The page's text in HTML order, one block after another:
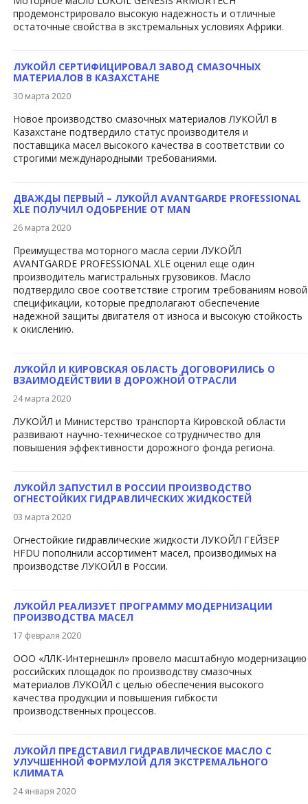
продемонстрировало высокую надежность и отличные
остаточные свойства в экстремальных условиях Африки.
ЛУКОЙЛ СЕРТИФИЦИРОВАЛ ЗАВОД СМАЗОЧНЫХ
МАТЕРИАЛОВ В КАЗАХСТАНЕ
30 марта 2020
Новое производство смазочных материалов ЛУКОЙЛ в
Казахстане подтвердило статус производителя и
поставщика масел высокого качества в соответствии со
строгими международными требованиями.
ДВАЖДЫ ПЕРВЫЙ – ЛУКОЙЛ AVANTGARDE PROFESSIONAL
XLE ПОЛУЧИЛ ОДОБРЕНИЕ ОТ MAN
26 марта 2020
Преимущества моторного масла серии ЛУКОЙЛ
AVANTGARDE PROFESSIONAL XLE оценил еще один
производитель магистральных грузовиков. Масло
подтвердило свое соответствие строгим требованиям новой
спецификации, которые предполагают обеспечение
надежной защиты двигателя от износа и высокую стойкость
к окислению.
ЛУКОЙЛ И КИРОВСКАЯ ОБЛАСТЬ ДОГОВОРИЛИСЬ О
ВЗАИМОДЕЙСТВИИ В ДОРОЖНОЙ ОТРАСЛИ
24 марта 2020
ЛУКОЙЛ и Министерство транспорта Кировской области
развивают научно-техническое сотрудничество для
повышения эффективности дорожного фонда региона.
ЛУКОЙЛ ЗАПУСТИЛ В РОССИИ ПРОИЗВОДСТВО
ОГНЕСТОЙКИХ ГИДРАВЛИЧЕСКИХ ЖИДКОСТЕЙ
03 марта 2020
Огнестойкие гидравлические жидкости ЛУКОЙЛ ГЕЙЗЕР
HFDU пополнили ассортимент масел, производимых на
производстве ЛУКОЙЛ в России.
ЛУКОЙЛ РЕАЛИЗУЕТ ПРОГРАММУ МОДЕРНИЗАЦИИ
ПРОИЗВОДСТВА МАСЕЛ
17 февраля 2020
ООО «ЛЛК-Интернешнл» провело масштабную модернизацию
российских площадок по производству смазочных
материалов ЛУКОЙЛ с целью обеспечения высокого
качества продукции и повышения гибкости
производственных процессов.
ЛУКОЙЛ ПРЕДСТАВИЛ ГИДРАВЛИЧЕСКОЕ МАСЛО С
УЛУЧШЕННОЙ ФОРМУЛОЙ ДЛЯ ЭКСТРЕМАЛЬНОГО
КЛИМАТА
24 января 2020